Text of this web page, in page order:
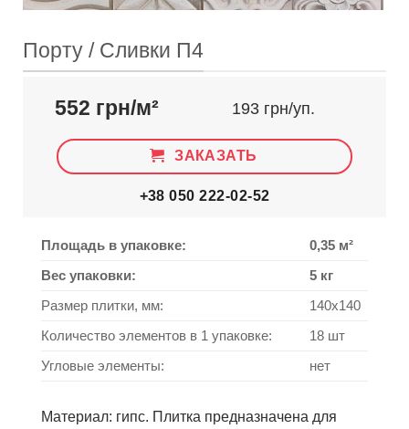
Порту / Сливки П4
552 грн/м² 193 грн/уп.
ЗАКАЗАТЬ
+38 050 222-02-52
Площадь в упаковке: 0,35 м²
Вес упаковки: 5 кг
Размер плитки, мм: 140х140
Количество элементов в 1 упаковке: 18 шт
Угловые элементы: нет
Материал: гипс. Плитка предназначена для